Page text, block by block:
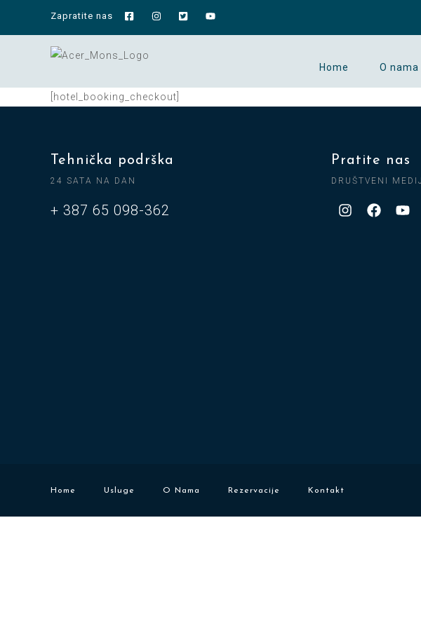
Zapratite nas
Home O nama
[hotel_booking_checkout]
Tehnička podrška
24 SATA NA DAN
+ 387 65 098-362
Pratite nas
DRUŠTVENI
Home Usluge O Nama Rezervacije Kontakt